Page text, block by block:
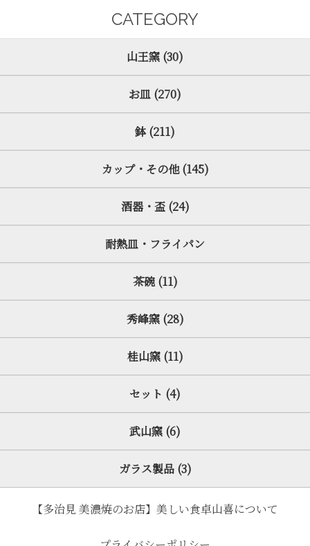
CATEGORY
山王窯 (30)
お皿 (270)
鉢 (211)
カップ・その他 (145)
酒器・盃 (24)
耐熱皿・フライパン
茶碗 (11)
秀峰窯 (28)
桂山窯 (11)
セット (4)
武山窯 (6)
ガラス製品 (3)
【多治見 美濃焼のお店】美しい食卓山喜について